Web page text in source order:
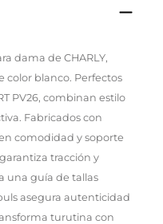
dama de CHARLY,
color blanco. Perfectos
PV26, combinan estilo
Fabricados con
comodidad y soporte
tracción y
una guía de tallas
asegura autenticidad
turutina con